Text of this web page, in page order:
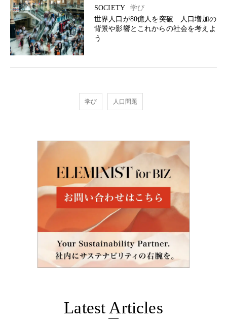
SOCIETY
学び
世界人口が80億人を突破 人口増加の
背景や影響とこれからの社会を考えよ
う
学び 人口問題
Latest Articles